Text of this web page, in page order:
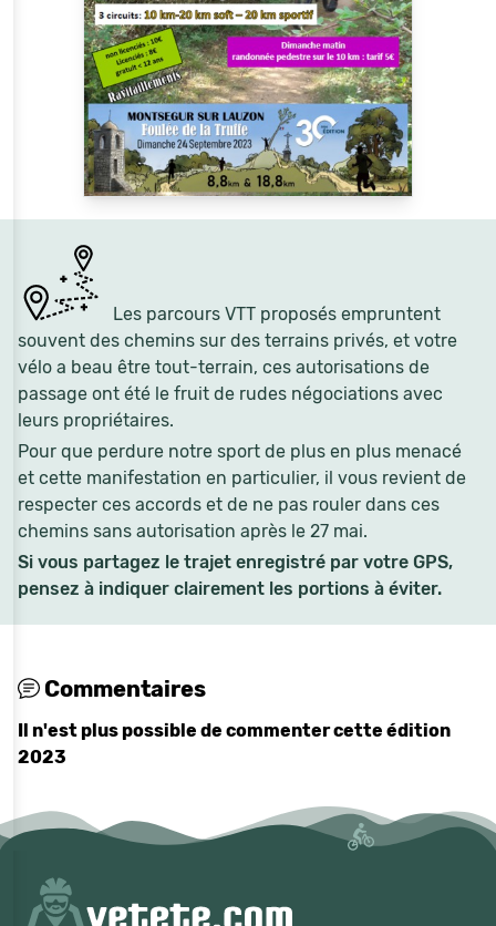
Les parcours VTT proposés empruntent
souvent des chemins sur des terrains privés, et votre
vélo a beau être tout-terrain, ces autorisations de
passage ont été le fruit de rudes négociations avec
leurs propriétaires.
Pour que perdure notre sport de plus en plus menacé
et cette manifestation en particulier, il vous revient de
respecter ces accords et de ne pas rouler dans ces
chemins sans autorisation après le 27 mai.
Si vous partagez le trajet enregistré par votre GPS,
pensez à indiquer clairement les portions à éviter.
Commentaires
Il n'est plus possible de commenter cette édition
2023